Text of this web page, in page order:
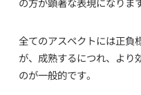
全てのアスペクトには正負
が、成熟するにつれ、より
のが一般的です。